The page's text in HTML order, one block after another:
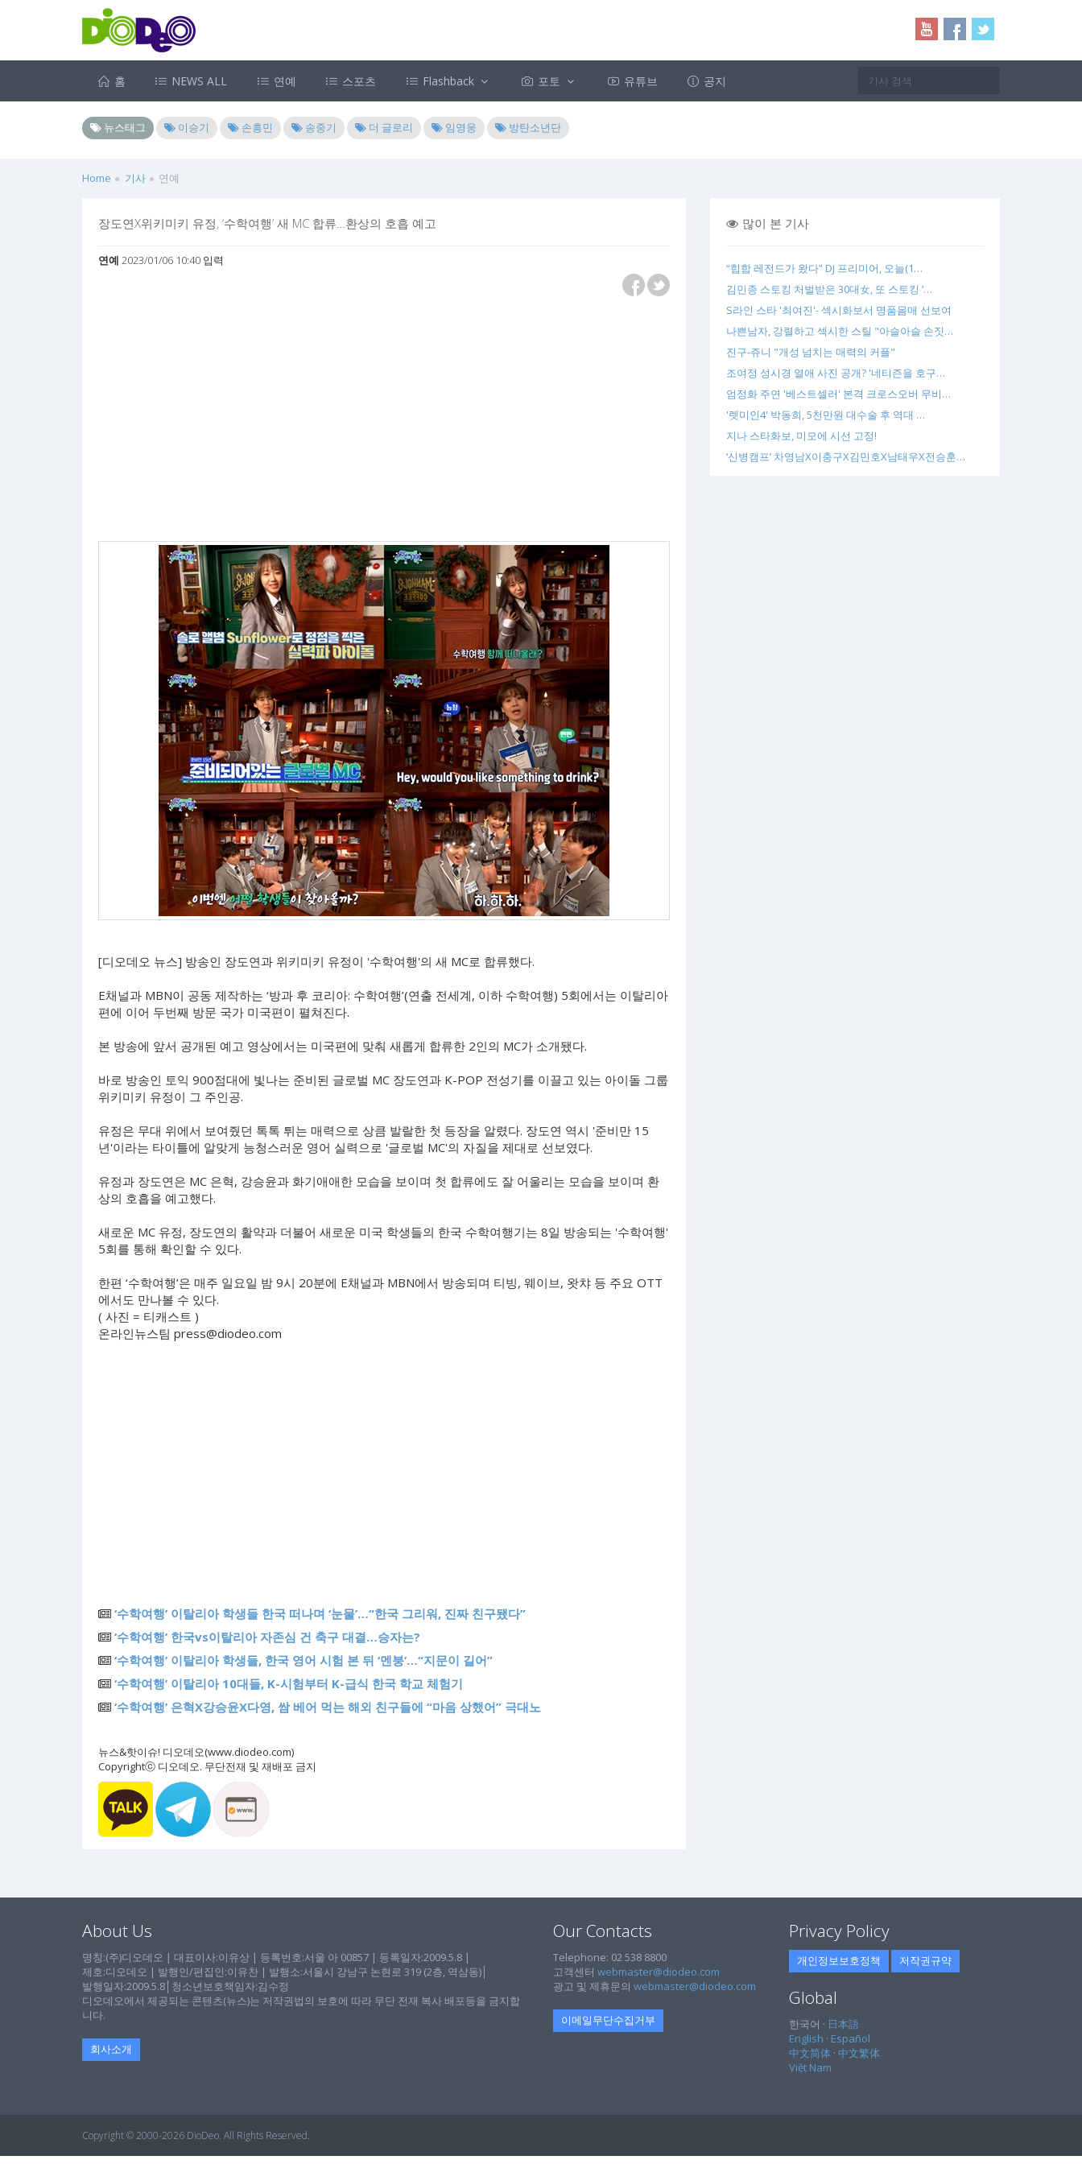
홈 NEWS ALL 연예 스포츠 Flashback 포토 유튜브 공지
뉴스태그 이승기 손흥민 송중기 더 글로리 임영웅 방탄소년단
Home 기사 연예
장도연X위키미키 유정, ‘수학여행’ 새 MC 합류…환상의 호흡 예고
연예 2023/01/06 10:40 입력
[디오데오 뉴스] 방송인 장도연과 위키미키 유정이 '수학여행'의 새 MC로 합류했다.
E채널과 MBN이 공동 제작하는 ‘방과 후 코리아: 수학여행’(연출 전세계, 이하 수학여행) 5회에서는 이탈리아
편에 이어 두번째 방문 국가 미국편이 펼쳐진다.
본 방송에 앞서 공개된 예고 영상에서는 미국편에 맞춰 새롭게 합류한 2인의 MC가 소개됐다.
바로 방송인 토익 900점대에 빛나는 준비된 글로벌 MC 장도연과 K-POP 전성기를 이끌고 있는 아이돌 그룹
위키미키 유정이 그 주인공.
유정은 무대 위에서 보여줬던 톡톡 튀는 매력으로 상큼 발랄한 첫 등장을 알렸다. 장도연 역시 '준비만 15
년'이라는 타이틀에 알맞게 능청스러운 영어 실력으로 '글로벌 MC'의 자질을 제대로 선보였다.
유정과 장도연은 MC 은혁, 강승윤과 화기애애한 모습을 보이며 첫 합류에도 잘 어울리는 모습을 보이며 환
상의 호흡을 예고했다.
새로운 MC 유정, 장도연의 활약과 더불어 새로운 미국 학생들의 한국 수학여행기는 8일 방송되는 '수학여행'
5회를 통해 확인할 수 있다.
한편 ‘수학여행’은 매주 일요일 밤 9시 20분에 E채널과 MBN에서 방송되며 티빙, 웨이브, 왓챠 등 주요 OTT
에서도 만나볼 수 있다.
( 사진 = 티캐스트 )
온라인뉴스팀 press@diodeo.com
‘수학여행’ 이탈리아 학생들 한국 떠나며 ‘눈물’…“한국 그리워, 진짜 친구됐다”
‘수학여행’ 한국vs이탈리아 자존심 건 축구 대결…승자는?
‘수학여행’ 이탈리아 학생들, 한국 영어 시험 본 뒤 ‘멘붕’…“지문이 길어”
‘수학여행’ 이탈리아 10대들, K-시험부터 K-급식 한국 학교 체험기
‘수학여행’ 은혁X강승윤X다영, 쌈 베어 먹는 해외 친구들에 “마음 상했어” 극대노
뉴스&핫이슈! 디오데오(www.diodeo.com)
Copyrightⓒ 디오데오. 무단전재 및 재배포 금지
많이 본 기사
“힙합 레전드가 왔다” DJ 프리미어, 오늘(1…
김민종 스토킹 처벌받은 30대女, 또 스토킹 ‘…
S라인 스타 '최여진'- 섹시화보서 명품몸매 선보여
나쁜남자, 강렬하고 섹시한 스틸 "아슬아슬 손짓…
진구-쥬니 "개성 넘치는 매력의 커플"
조여정 성시경 열애 사진 공개? '네티즌을 호구…
엄정화 주연 '베스트셀러' 본격 크로스오버 무비…
'렛미인4' 박동희, 5천만원 대수술 후 역대 …
지나 스타화보, 미모에 시선 고정!
‘신병캠프’ 차영남X이충구X김민호X남태우X전승훈…
About Us
명칭:(주)디오데오 | 대표이사:이유상 | 등록번호:서울 아 00857 | 등록일자:2009.5.8 |
제호:디오데오 | 발행인/편집인:이유찬 | 발행소:서울시 강남구 논현로 319 (2층, 역삼동)│
발행일자:2009.5.8│청소년보호책임자:김수정
디오데오에서 제공되는 콘텐츠(뉴스)는 저작권법의 보호에 따라 무단 전재 복사 배포등을 금지합
니다.
회사소개
Our Contacts
Telephone: 02 538 8800
고객센터 webmaster@diodeo.com
광고 및 제휴문의 webmaster@diodeo.com
이메일무단수집거부
Privacy Policy
개인정보보호정책 저작권규약
Global
한국어 · 日本語
English · Español
中文简体 · 中文繁体
Việt Nam
Copyright © 2000-2026 DioDeo. All Rights Reserved.